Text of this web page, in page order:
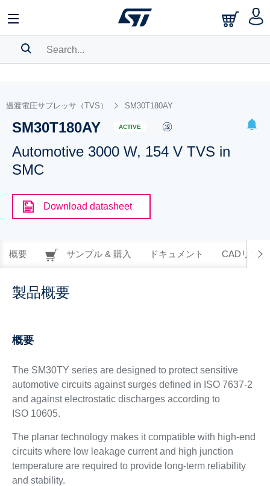
BOOKMARK
Pleaselog into show your saved searches.
過渡電圧サプレッサ（TVS） SM30T180AY
SM30T180AY ACTIVE
Automotive 3000 W, 154 V TVS in
SMC
Download datasheet
概要 サンプル & 購入 ドキュメント CADリソー
製品概要
概要
The SM30TY series are designed to protect sensitive
automotive circuits against surges defined in ISO 7637-2
and against electrostatic discharges according to
ISO 10605.
The planar technology makes it compatible with high-end
circuits where low leakage current and high junction
temperature are required to provide long-term reliability
and stability.